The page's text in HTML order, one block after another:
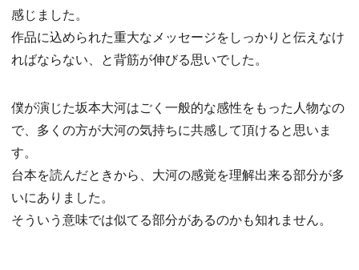
感じました。
作品に込められた重大なメッセージをしっかりと伝えなけ
ればならない、と背筋が伸びる思いでした。
僕が演じた坂本大河はごく一般的な感性をもった人物なの
で、多くの方が大河の気持ちに共感して頂けると思いま
す。
台本を読んだときから、大河の感覚を理解出来る部分が多
いにありました。
そういう意味では似てる部分があるのかも知れません。